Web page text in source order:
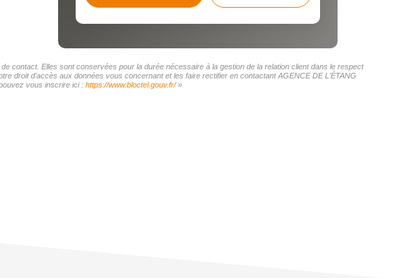
contact. Elles sont conservées pour la durée nécessaire à la gestion de la relation client dans le respect
droit d'accès aux données vous concernant et les faire rectifier en contactant AGENCE DE L'ÉTANG
vous inscrire ici : https://www.bloctel.gouv.fr/»